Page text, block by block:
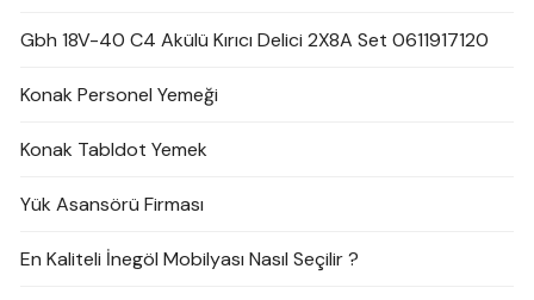
Gbh 18V-40 C4 Akülü Kırıcı Delici 2X8A Set 0611917120
Konak Personel Yemeği
Konak Tabldot Yemek
Yük Asansörü Firması
En Kaliteli İnegöl Mobilyası Nasıl Seçilir ?